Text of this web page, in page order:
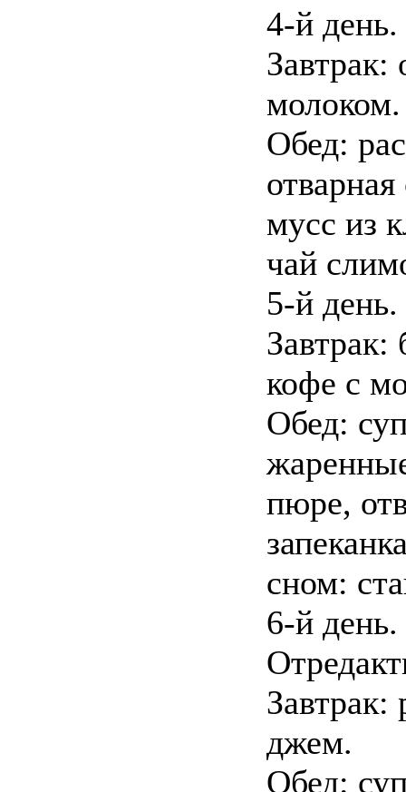
4-й день.
Завтрак:
молоком.
Обед:
мусс из
чай
5-й день.
Завтрак:
кофе с
Обед:
пюре,
сном:
6-й день.
Завтрак:
джем.
Обед: